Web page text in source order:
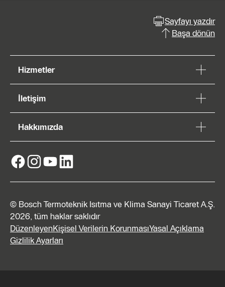
Sayfayı yazdır
Başa dönün
Hizmetler
İletişim
Hakkımızda
© Bosch Termoteknik Isıtma ve Klima Sanayi Ticaret A.Ş.
2026, tüm haklar saklıdır
DüzenleyenKişisel Verilerin KorunmasıYasal Açıklama
Gizlilik Ayarları